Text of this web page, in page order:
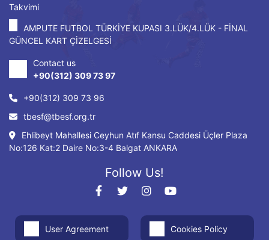
Takvimi
AMPUTE FUTBOL TÜRKİYE KUPASI 3.LÜK/4.LÜK - FİNAL
GÜNCEL KART ÇİZELGESİ
Contact us
+90(312) 309 73 97
+90(312) 309 73 96
tbesf@tbesf.org.tr
Ehlibeyt Mahallesi Ceyhun Atıf Kansu Caddesi Üçler Plaza
No:126 Kat:2 Daire No:3-4 Balgat ANKARA
Follow Us!
User Agreement Cookies Policy